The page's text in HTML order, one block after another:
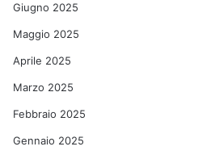
Giugno 2025
Maggio 2025
Aprile 2025
Marzo 2025
Febbraio 2025
Gennaio 2025